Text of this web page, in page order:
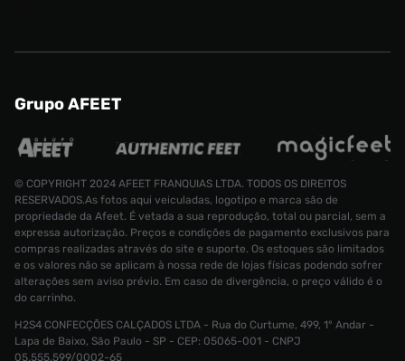
Tênis Mizuno Mxr Wind Masculino
Grupo AFEET
© COPYRIGHT 2024 AFEET FRANQUIAS LTDA. TODOS OS DIREITOS
RESERVADOS.As fotos aqui veiculadas, logotipo e marca são de
propriedade da Afeet. É vetada a sua reprodução, total ou parcial, sem a
expressa autorização. Preços e condições de pagamento exclusivos para
compras realizadas através do site e suporte. Os estoques são limitados
e os valores não se aplicam à nossa rede de lojas físicas podendo sofrer
alterações sem aviso prévio. Em caso de divergência, o preço válido é o
do carrinho.
H2S4 CONFECÇÕES CALÇADOS LTDA - Rua do Curtume, 499, 1° Andar -
Lapa de Baixo, São Paulo - SP - CEP: 05065-001 - CNPJ
05.555.599/0002-65